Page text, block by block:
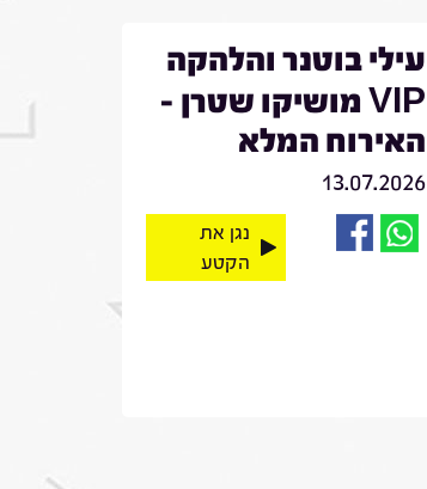
עילי בוטנר והלהקה
VIP מושיקו שטרן -
האירוח המלא
13.07.2026
נגן את
הקטע